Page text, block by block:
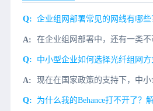
企业组网部署常见的网线有哪些
中小型企业如何选择光纤组网方
为什么我的Behance打不开了？